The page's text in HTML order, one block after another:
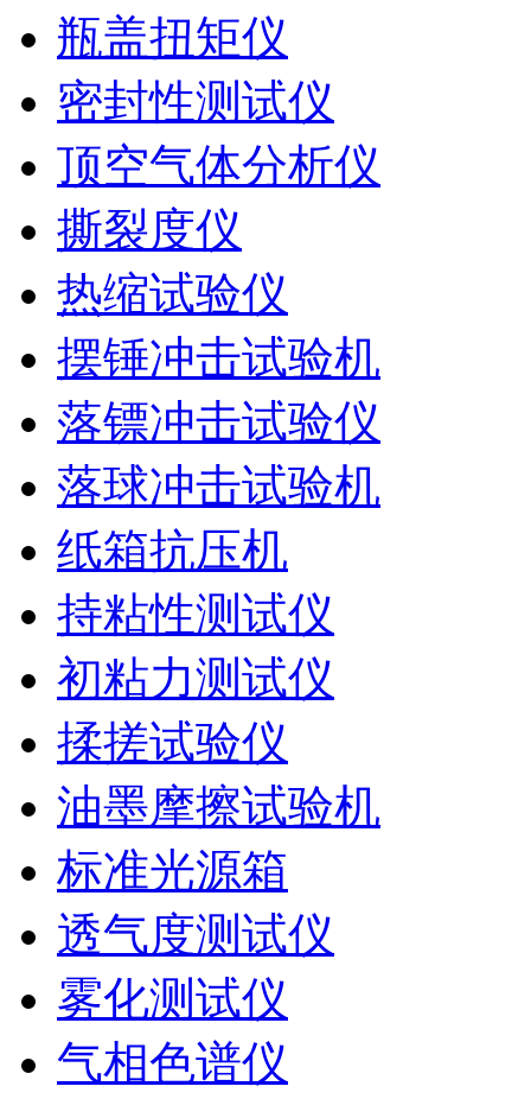
瓶盖扭矩仪
密封性测试仪
顶空气体分析仪
撕裂度仪
热缩试验仪
摆锤冲击试验机
落镖冲击试验仪
落球冲击试验机
纸箱抗压机
持粘性测试仪
初粘力测试仪
揉搓试验仪
油墨摩擦试验机
标准光源箱
透气度测试仪
雾化测试仪
气相色谱仪